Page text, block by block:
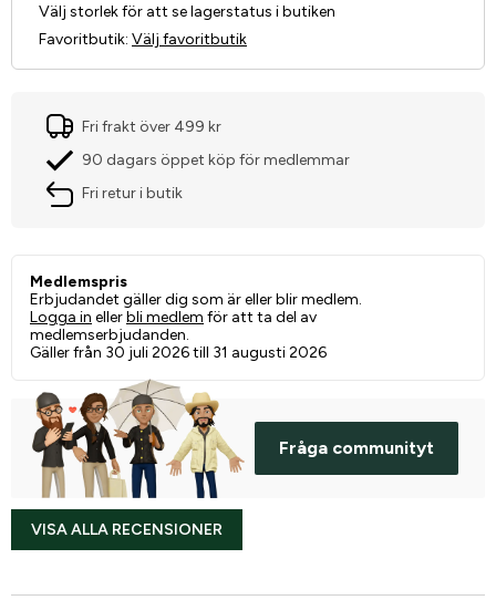
Välj storlek för att se lagerstatus i butiken
Favoritbutik: Välj favoritbutik
Fri frakt över 499 kr
90 dagars öppet köp för medlemmar
Fri retur i butik
Medlemspris
Erbjudandet gäller dig som är eller blir medlem.
Logga in ellerbli medlem för att ta del av
medlemserbjudanden.
Gäller från 30 juli 2026 till 31 augusti 2026
Fråga communityt
VISA ALLA RECENSIONER